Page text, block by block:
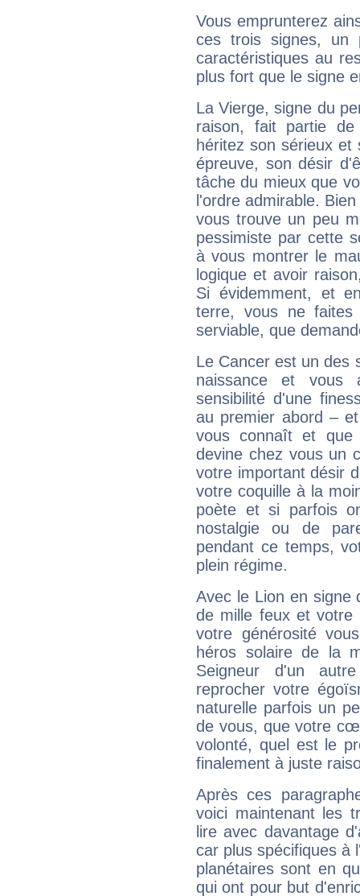
Vous emprunterez
ces trois signes, un
caractéristiques au
plus fort que le signe
La Vierge, signe du
raison, fait partie
héritez son sérieux
épreuve, son désir
tâche du mieux que
l'ordre admirable.
vous trouve un peu
pessimiste par cette
à vous montrer le
logique et avoir
Si évidemment, et
terre, vous ne
serviable, que
Le Cancer est un des
naissance et vous
sensibilité d'une
au premier abord –
vous connaît et
devine chez vous un
votre important désir
votre coquille à la
poète et si parfois
nostalgie ou de
pendant ce temps,
plein régime.
Avec le Lion en signe
de mille feux et votre
votre générosité
héros solaire de la
Seigneur d'un
reprocher votre
naturelle parfois un
de vous, que votre
volonté, quel est le
finalement à juste
Après ces
voici maintenant les
lire avec davantage
car plus spécifiques à
planétaires sont en
qui ont pour but